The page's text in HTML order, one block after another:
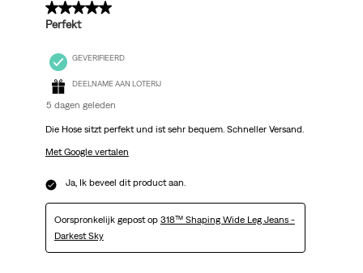
5 van 5 sterren.
Perfekt
GEVERIFIEERD
DEELNAME AAN LOTERIJ
5 dagen geleden
Die Hose sitzt perfekt und ist sehr bequem. Schneller Versand.
Met Google vertalen
Ja, Ik beveel dit product aan.
Oorspronkelijk gepost op 318™ Shaping Wide Leg Jeans -
Darkest Sky